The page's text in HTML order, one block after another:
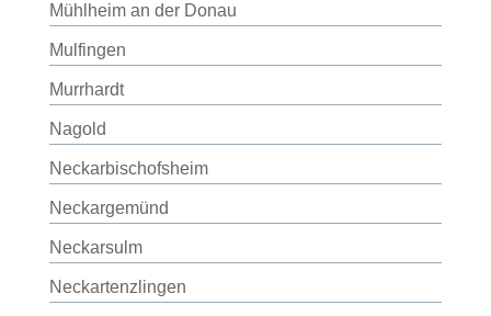
Mühlheim an der Donau
Mulfingen
Murrhardt
Nagold
Neckarbischofsheim
Neckargemünd
Neckarsulm
Neckartenzlingen